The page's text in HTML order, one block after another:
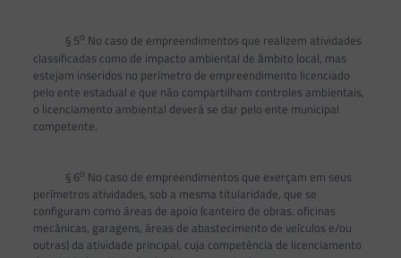
§ 5o No caso de empreendimentos que realizem atividades
classificadas como de impacto ambiental de âmbito local, mas
estejam inseridos no perímetro de empreendimento licenciado
pelo ente estadual e que não compartilham controles ambientais,
o licenciamento ambiental deverá se dar pelo ente municipal
competente.
§ 6o No caso de empreendimentos que exerçam em seus
perímetros atividades, sob a mesma titularidade, que se
configuram como áreas de apoio (canteiro de obras, oficinas
mecânicas, garagens, áreas de abastecimento de veículos e/ou
outras) da atividade principal, cuja competência de licenciamento